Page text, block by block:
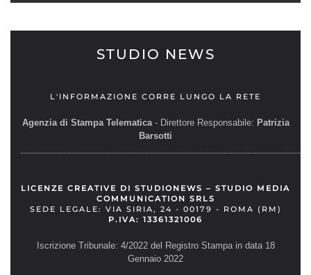
STUDIO NEWS
L'INFORMAZIONE CORRE LUNGO LA RETE
Agenzia di Stampa Telematica- Direttore Responsabile: Patrizia
Barsotti
LICENZE CREATIVE DI STUDIONEWS – STUDIO MEDIA
COMMUNICATION SRLS
SEDE LEGALE: VIA SIRIA, 24 - 00179 - ROMA (RM)
P.IVA: 13361321006
Iscrizione Tribunale: 4/2022 del Registro Stampa in data 18
Gennaio 2022